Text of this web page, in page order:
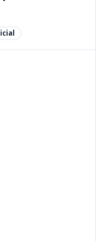
emp